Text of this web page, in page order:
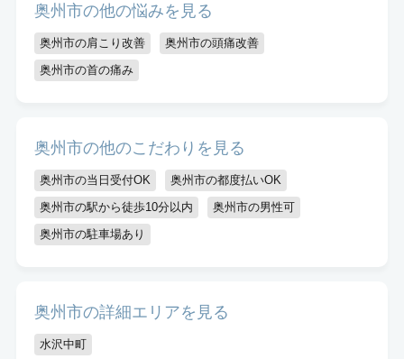
奥州市の他の悩みを見る
奥州市の肩こり改善
奥州市の頭痛改善
奥州市の首の痛み
奥州市の他のこだわりを見る
奥州市の当日受付OK
奥州市の都度払いOK
奥州市の駅から徒歩10分以内
奥州市の男性可
奥州市の駐車場あり
奥州市の詳細エリアを見る
水沢中町